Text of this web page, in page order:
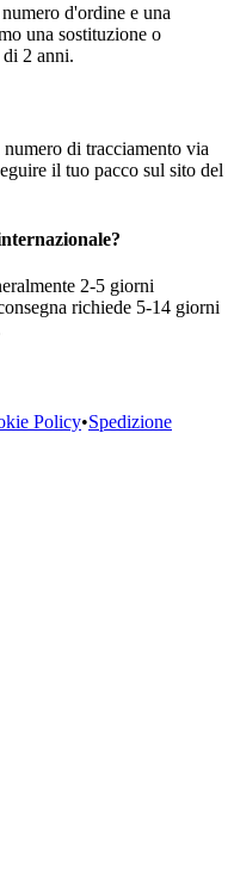
d'ordine e una
una sostituzione o
2 anni.
di tracciamento via
il tuo pacco sul sito del
2-5 giorni
richiede 5-14 giorni
Policy•Spedizione